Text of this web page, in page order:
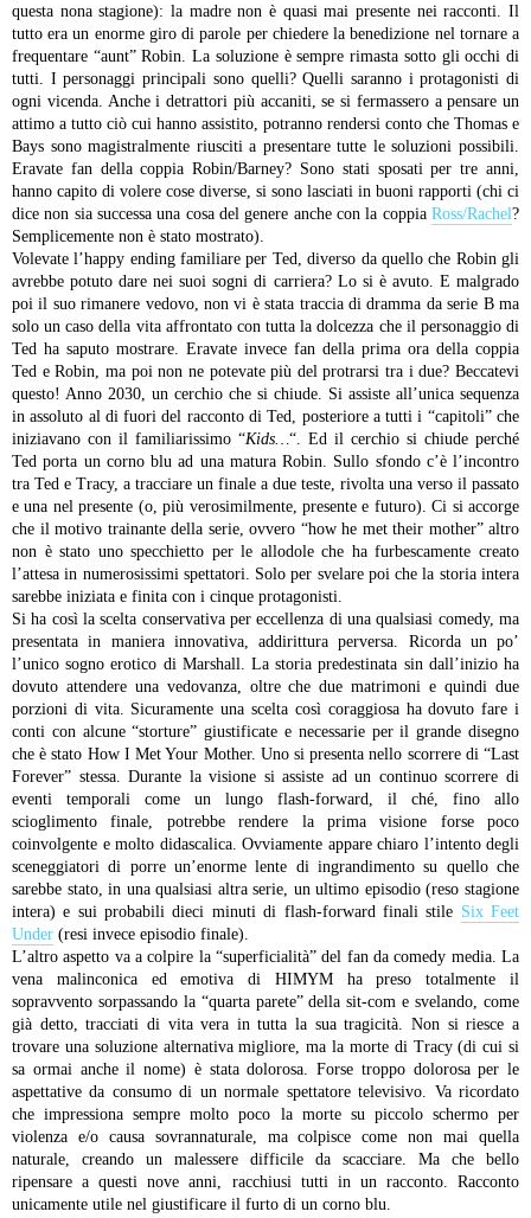
questa nona stagione): la madre non è quasi mai presente nei racconti. Il
tutto era un enorme giro di parole per chiedere la benedizione nel tornare a
frequentare “aunt” Robin. La soluzione è sempre rimasta sotto gli occhi di
tutti. I personaggi principali sono quelli? Quelli saranno i protagonisti di
ogni vicenda. Anche i detrattori più accaniti, se si fermassero a pensare un
attimo a tutto ciò cui hanno assistito, potranno rendersi conto che Thomas e
Bays sono magistralmente riusciti a presentare tutte le soluzioni possibili.
Eravate fan della coppia Robin/Barney? Sono stati sposati per tre anni,
hanno capito di volere cose diverse, si sono lasciati in buoni rapporti (chi ci
dice non sia successa una cosa del genere anche con la coppia Ross/Rachel?
Semplicemente non è stato mostrato).
Volevate l’happy ending familiare per Ted, diverso da quello che Robin gli
avrebbe potuto dare nei suoi sogni di carriera? Lo si è avuto. E malgrado
poi il suo rimanere vedovo, non vi è stata traccia di dramma da serie B ma
solo un caso della vita affrontato con tutta la dolcezza che il personaggio di
Ted ha saputo mostrare.
Eravate invece fan della prima ora della coppia
Ted e Robin, ma poi non ne potevate più del protrarsi tra i due? Beccatevi
questo! Anno 2030, un cerchio che si chiude. Si assiste all’unica sequenza
in assoluto al di fuori del racconto di Ted, posteriore a tutti i “capitoli” che
iniziavano con il familiarissimo “Kids… “. Ed il cerchio si chiude perché
Ted porta un corno blu ad una matura Robin. Sullo sfondo c’è l’incontro
tra Ted e Tracy, a tracciare un finale a due teste, rivolta una verso il passato
e una nel presente (o, più verosimilmente, presente e futuro). Ci si accorge
che il motivo trainante della serie, ovvero “how he met their mother” altro
non è stato uno specchietto per le allodole che ha furbescamente creato
l’attesa in numerosissimi spettatori. Solo per svelare poi che la storia intera
sarebbe iniziata e finita con i cinque protagonisti.
Si ha così la scelta conservativa per eccellenza di una qualsiasi comedy, ma
presentata in maniera innovativa, addirittura perversa. Ricorda un po’
l’unico sogno erotico di Marshall. La storia predestinata sin dall’inizio ha
dovuto attendere una vedovanza, oltre che due matrimoni e quindi due
porzioni di vita.
Sicuramente una scelta così coraggiosa ha dovuto fare i
conti con alcune “storture” giustificate e necessarie per il grande disegno
che è stato How I Met Your Mother. Uno si presenta nello scorrere di “Last
Forever” stessa. Durante la visione si assiste ad un continuo scorrere di
eventi temporali come un lungo flash-forward, il ché, fino allo
scioglimento finale, potrebbe rendere la prima visione forse poco
coinvolgente e molto didascalica. Ovviamente appare chiaro l’intento degli
sceneggiatori di porre un’enorme lente di ingrandimento su quello che
sarebbe stato, in una qualsiasi altra serie, un ultimo episodio (reso stagione
intera) e sui probabili dieci minuti di flash-forward finali stile Six Feet
Under (resi invece episodio finale).
L’altro aspetto va a colpire la “superficialità” del fan da comedy media. La
vena malinconica ed emotiva di HIMYM ha preso totalmente il
sopravvento sorpassando la “quarta parete” della sit-com e svelando, come
già detto, tracciati di vita vera in tutta la sua tragicità. Non si riesce a
trovare una soluzione alternativa migliore, ma la morte di Tracy (di cui si
sa ormai anche il nome) è stata dolorosa. Forse troppo dolorosa per le
aspettative da consumo di un normale spettatore televisivo. Va ricordato
che impressiona sempre molto poco la morte su piccolo schermo per
violenza e/o causa sovrannaturale, ma colpisce come non mai quella
naturale, creando un malessere difficile da scacciare.
Ma che bello
ripensare a questi nove anni, racchiusi tutti in un racconto. Racconto
unicamente utile nel giustificare il furto di un corno blu.